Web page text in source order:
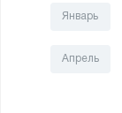
Январь
Апрель